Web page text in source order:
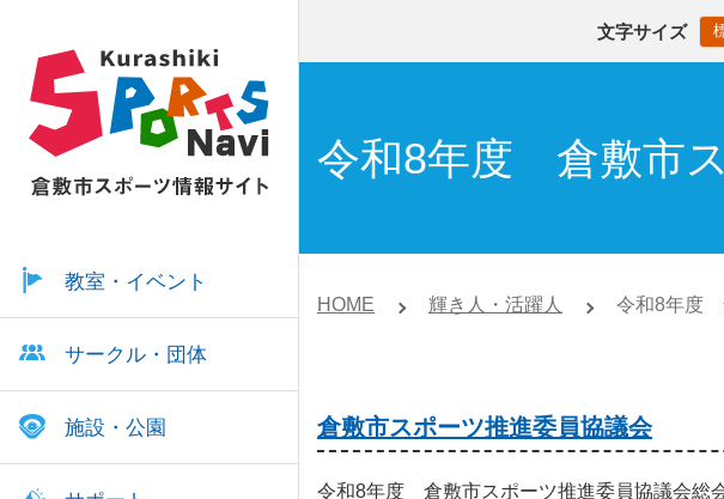
教室・イベント
サークル・団体
施設・公園
文字サイズ
令和8年度 倉敷市
HOME 輝き人・活躍人 令和8年度
倉敷市スポーツ推進委員協議会
令和8年度 倉敷市スポーツ推進委員協議会総